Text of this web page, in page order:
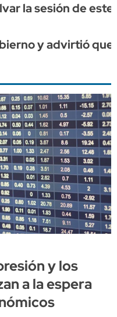
la sesión de
y advirtió
y los
a la espera